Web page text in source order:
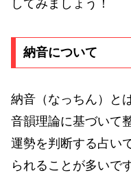
してみましょう！
納音について
納音（なっちん）と
音韻理論に基づいて
運勢を判断する占い
られることが多いです